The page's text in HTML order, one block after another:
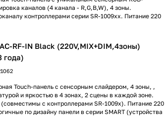
каналов (4 канала - R,G,B,W), 4 зоны.
контроллерами серии SR-1009xx. Питание 220
RF-IN Black (220V,MIX+DIM,4зоны)
года)
Touch-панель с сенсорным слайдером, 4 зоны, ,
и яркостью в 4 зонах, 2 сцены в каждой зоне.
с контроллерами SR-1009x). Питание 220
по дизайну панели в серии SMART (устройства